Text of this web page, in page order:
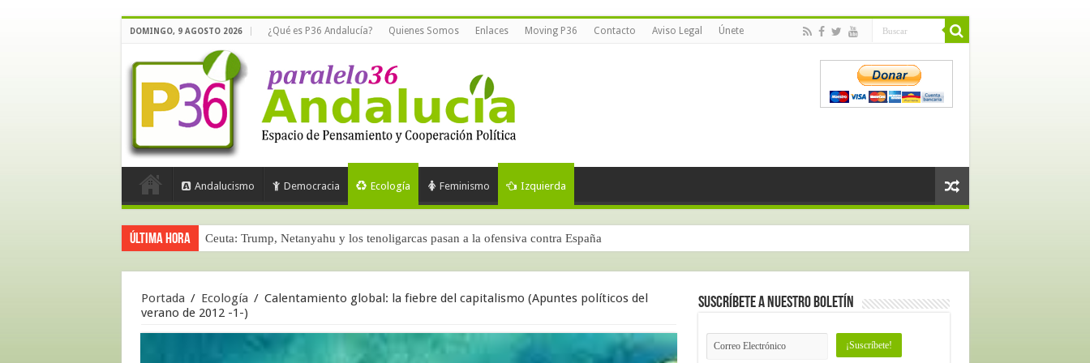
DOMINGO, 9 AGOSTO 2026 ¿Qué es P36 Andalucía? Quienes Somos Enlaces Moving P36 Contacto Aviso Legal Únete
Andalucismo Democracia Ecología Feminismo Izquierda
Última hora Ceuta: Trump, Netanyahu y los tenoligarcas pasan a la ofensiva contra España
Portada / Ecología / Calentamiento global: la fiebre del capitalismo (Apuntes políticos del
verano de 2012 -1-)
Suscríbete a nuestro Boletín